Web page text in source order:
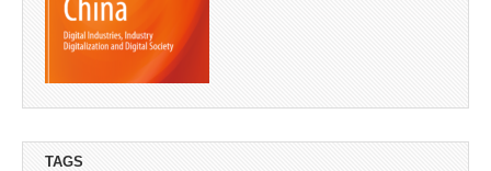
TAGS